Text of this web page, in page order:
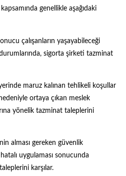
genellikle aşağıdaki
çalışanların yaşayabileceği
sigorta şirketi tazminat
maruz kalınan tehlikeli koşullar
ortaya çıkan meslek
yönelik tazminat taleplerini
alması gereken güvenlik
uygulaması sonucunda
karşılar.